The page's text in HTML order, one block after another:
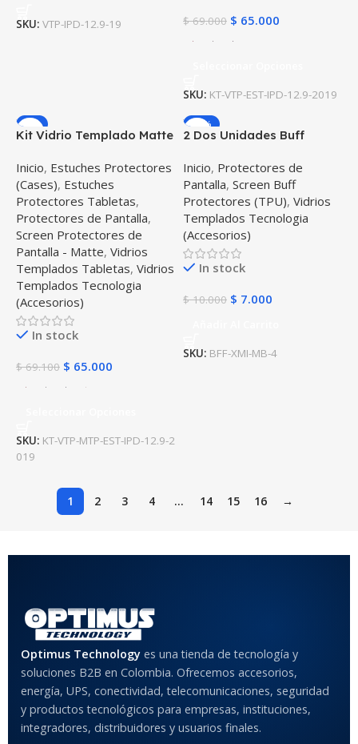
SKU: VTP-IPD-12.9-19 $69.000 $ 65.000
SKU: KT-VTP-EST-IPD-12.9-2019
-6%
Kit Vidrio Templado Matte
Protector con portalápiz
Tablet iPad Pro 12.9 2019
Inicio, Estuches Protectores
(Cases), Estuches
Protectores Tabletas,
Protectores de Pantalla,
Screen Protectores de
Pantalla - Matte, Vidrios
Templados Tabletas, Vidrios
Templados Tecnologia
(Accesorios)
In stock
$69.100 $ 65.000
SKU: KT-VTP-MTP-EST-IPD-12.9-2
019
-30%
2 Dos Unidades Buff
reloj Smartwatch Xiaomi
Mi Smart Band 4
Inicio, Protectores de
Pantalla, Screen Buff
Protectores (TPU), Vidrios
Templados Tecnologia
(Accesorios)
In stock
$10.000 $ 7.000
SKU: BFF-XMI-MB-4
1 2 3 4 … 14 15 16 →
Optimus Technology es una tienda de tecnología y
soluciones B2B en Colombia. Ofrecemos accesorios,
energía, UPS, conectividad, telecomunicaciones, seguridad
y productos tecnológicos para empresas, instituciones,
integradores, distribuidores y usuarios finales.